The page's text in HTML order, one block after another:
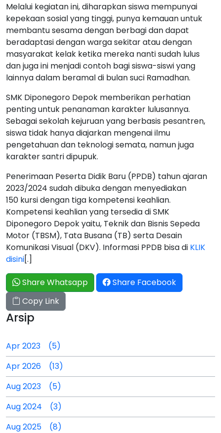
Melalui kegiatan ini, diharapkan siswa mempunyai
kepekaan sosial yang tinggi, punya kemauan untuk
membantu sesama dengan berbagi dan dapat
beradaptasi dengan warga sekitar atau dengan
masyarakat kelak ketika mereka nanti sudah lulus
dan juga ini menjadi contoh bagi siswa-siswi yang
lainnya dalam beramal di bulan suci Ramadhan.
SMK Diponegoro Depok memberikan perhatian
penting untuk penanaman karakter lulusannya.
Sebagai sekolah kejuruan yang berbasis pesantren,
siswa tidak hanya diajarkan mengenai ilmu
pengetahuan dan teknologi semata, namun juga
karakter santri dipupuk.
Penerimaan Peserta Didik Baru (PPDB) tahun ajaran
2023/2024 sudah dibuka dengan menyediakan
150 kursi dengan tiga kompetensi keahlian.
Kompetensi keahlian yang tersedia di SMK
Diponegoro Depok yaitu, Teknik dan Bisnis Sepeda
Motor (TBSM), Tata Busana (TB) serta Desain
Komunikasi Visual (DKV). Informasi PPDB bisa di KLIK
disini[.]
Share Whatsapp
Share Facebook
Copy Link
Arsip
Apr 2023 (5)
Apr 2026 (13)
Aug 2023 (5)
Aug 2024 (3)
Aug 2025 (8)